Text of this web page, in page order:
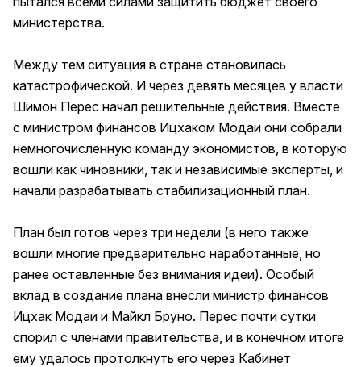
министерства.
Между тем ситуация в стране становилась
катастрофической. И через девять месяцев у власти
Шимон Перес начал решительные действия. Вместе
с министром финансов Ицхаком Модаи они собрали
немногочисленную команду экономистов, в которую
вошли как чиновники, так и независимые эксперты, и
начали разрабатывать стабилизационный план.
План был готов через три недели (в него также
вошли многие предварительно наработанные, но
ранее оставленные без внимания идеи). Особый
вклад в создание плана внесли министр финансов
Ицхак Модаи и Майкл Бруно. Перес почти сутки
спорил с членами правительства, и в конечном итоге
ему удалось протолкнуть его через Кабинет